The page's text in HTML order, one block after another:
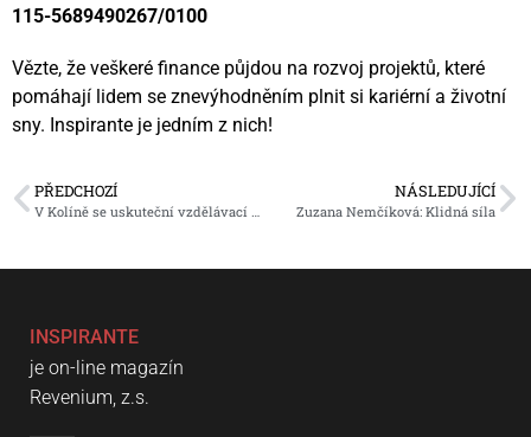
115-5689490267/0100
Vězte, že veškeré finance půjdou na rozvoj projektů, které
pomáhají lidem se znevýhodněním plnit si kariérní a životní
sny. Inspirante je jedním z nich!
PŘEDCHOZÍ NÁSLEDUJÍCÍ
Zuzana Nemčíková: Klidná síla
INSPIRANTE
je on-line magazín
Revenium, z.s.